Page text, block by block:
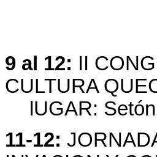
9 al 12: II
CULTURA
lUGAR:
11-12: